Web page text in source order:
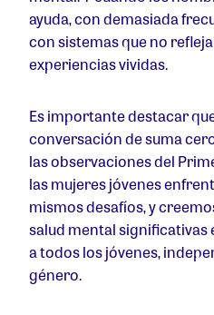
ayuda, con demasiada
con sistemas que no
experiencias vividas.
Es importante destacar
conversación de suma
las observaciones del
las mujeres jóvenes
mismos desafíos, y
salud mental significativas
a todos los jóvenes,
género.